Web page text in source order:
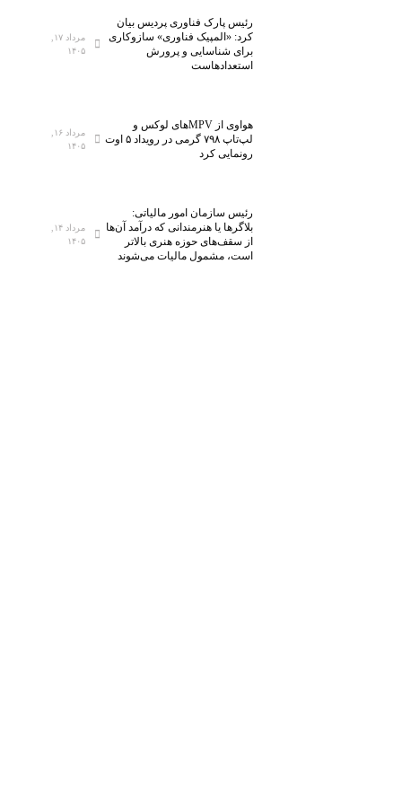
رئیس پارک فناوری پردیس بیان
کرد: «المپیک فناوری» سازوکاری
برای شناسایی و پرورش
استعدادهاست
۱۴۰۵
هواوی از MPVهای لوکس و
لپ‌تاپ ۷۹۸ گرمی در رویداد ۵ اوت
رونمایی کرد
۱۴۰۵
رئیس سازمان امور مالیاتی:
بلاگر‌ها یا هنرمندانی که درآمد آن‌ها
از سقف‌های حوزه هنری بالاتر
است، مشمول مالیات می‌شوند
۱۴۰۵